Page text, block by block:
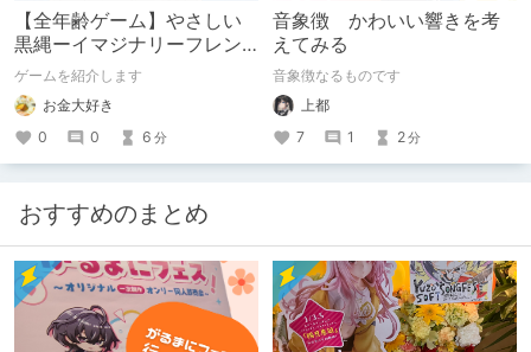
【全年齢ゲーム】やさしい
黒縄ーイマジナリーフレン
ドの「彼」と過ごすおぼん
やすみー
ゲームを紹介します
お金大好き
0
0 6 分
音象徴 かわいい響きを考
えてみる
音象徴なるものです
上都
7
1 2分
おすすめのまとめ